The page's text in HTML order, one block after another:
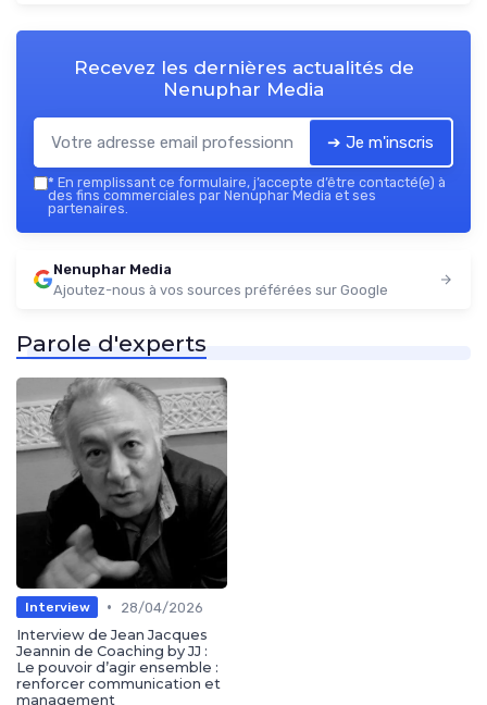
Recevez les dernières actualités de
Nenuphar Media
➔ Je m'inscris
* En remplissant ce formulaire, j’accepte d’être contacté(e) à
des fins commerciales par Nenuphar Media et ses
partenaires.
Nenuphar Media
Ajoutez-nous à vos sources préférées sur Google
Parole d'experts
Interview •
28/04/2026
Interview de Jean Jacques
Jeannin de Coaching by JJ :
Le pouvoir d’agir ensemble :
renforcer communication et
management